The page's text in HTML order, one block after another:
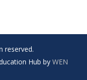
reserved.
Hub by WEN